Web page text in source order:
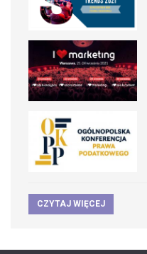
CZYTAJ WIĘCEJ